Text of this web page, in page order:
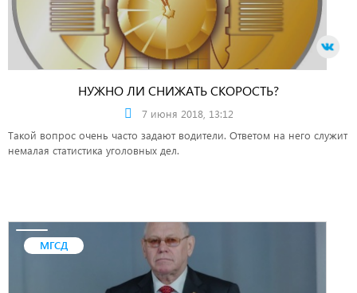
НУЖНО ЛИ СНИЖАТЬ СКОРОСТЬ?
7 июня 2018, 13:12
Такой вопрос очень часто задают водители. Ответом на него служит
немалая статистика уголовных дел.
МГСД